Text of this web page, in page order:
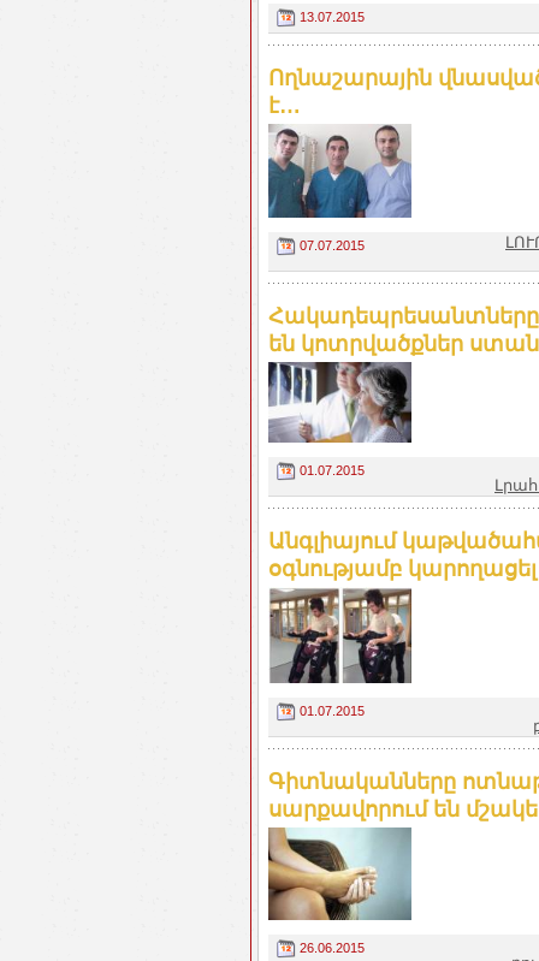
13.07.2015
Ողնաշարային
է…
07.07.2015
Հակադեպրեսանտները
են կոտրվածքներ
01.07.2015
Անգլիայում
օգնությամբ կարողացել
01.07.2015
Գիտնականները
սարքավորում են
26.06.2015